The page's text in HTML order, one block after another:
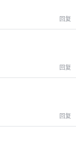
回复
回复
回复